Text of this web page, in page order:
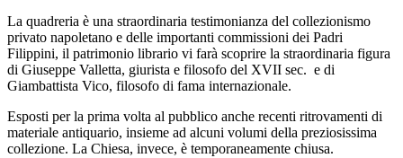
La quadreria è una straordinaria testimonianza del collezionismo
privato napoletano e delle importanti commissioni dei Padri
Filippini, il patrimonio librario vi farà scoprire la straordinaria figura
di Giuseppe Valletta, giurista e filosofo del XVII sec. e di
Giambattista Vico, filosofo di fama internazionale.
Esposti per la prima volta al pubblico anche recenti ritrovamenti di
materiale antiquario, insieme ad alcuni volumi della preziosissima
collezione. La Chiesa, invece, è temporaneamente chiusa.